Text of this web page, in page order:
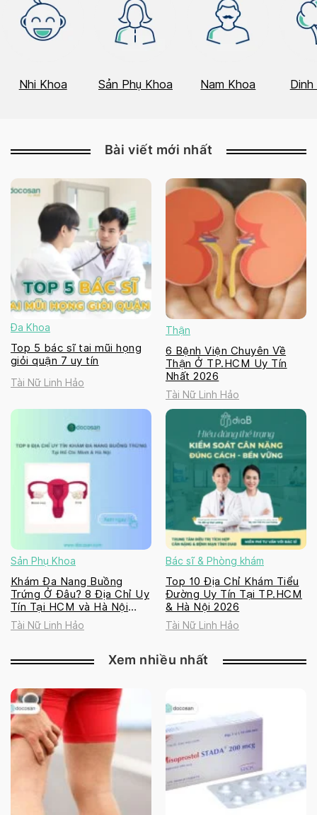
Nhi Khoa Sản Phụ Khoa Nam Khoa
Bài viết mới nhất
Đa Khoa
Top 5 bác sĩ tai mũi họng
giỏi quận 7 uy tín
Tài Nữ Linh Hảo
Thận
6 Bệnh Viện Chuyên Về
Thận Ở TP.HCM Uy Tín
Nhất 2026
Tài Nữ Linh Hảo
Sản Phụ Khoa
Khám Đa Nang Buồng
Trứng Ở Đâu? 8 Địa Chỉ Uy
Tín Tại HCM và Hà Nội
2026
Tài Nữ Linh Hảo
Bác sĩ & Phòng khám
Top 10 Địa Chỉ Khám Tiểu
Đường Uy Tín Tại TP.HCM
& Hà Nội 2026
Tài Nữ Linh Hảo
Xem nhiều nhất